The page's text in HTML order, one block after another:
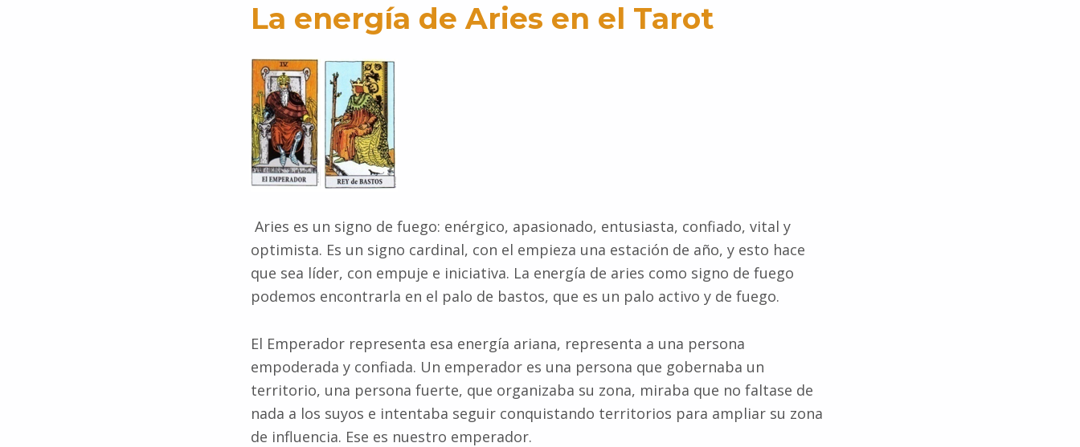
La energía de Aries en el Tarot
Aries es un signo de fuego: enérgico, apasionado, entusiasta, confiado, vital y
optimista. Es un signo cardinal, con el empieza una estación de año, y esto hace
que sea líder, con empuje e iniciativa. La energía de aries como signo de fuego
podemos encontrarla en el palo de bastos, que es un palo activo y de fuego.
El Emperador representa esa energía ariana, representa a una persona
empoderada y confiada. Un emperador es una persona que gobernaba un
territorio, una persona fuerte, que organizaba su zona, miraba que no faltase de
nada a los suyos e intentaba seguir conquistando territorios para ampliar su zona
de influencia. Ese es nuestro emperador.